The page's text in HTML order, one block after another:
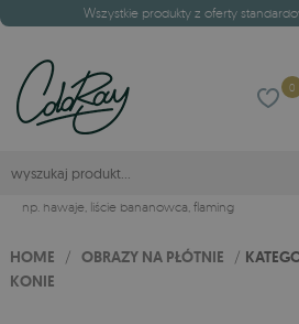
Wszystkie produkty z oferty
0
np. hawaje, liście bananowca, flaming
HOME / OBRAZY NA PŁÓTNIE /
KONIE